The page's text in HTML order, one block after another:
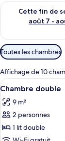
Cette fin de
août 7 -
Vérifier la
Filtres
disponibles
pour
les
chambres
Toutes les chambres
Affichage de 10
Afficher
toutes
les
photos
pour
4
Chambre double
9 m²
2 personnes
1 lit double